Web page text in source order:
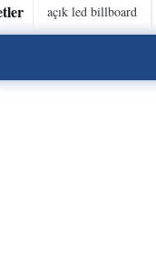
açık led billboard